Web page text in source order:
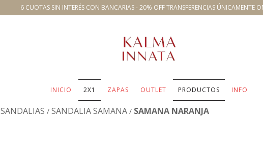
6 CUOTAS SIN INTERÉS CON BANCARIAS - 20% OFF TRANSFERENCIAS ÚNICAMENTE
INICIO 2X1 ZAPAS OUTLET PRODUCTOS INFO
SANDALIAS / SANDALIA SAMANA / SAMANA NARANJA